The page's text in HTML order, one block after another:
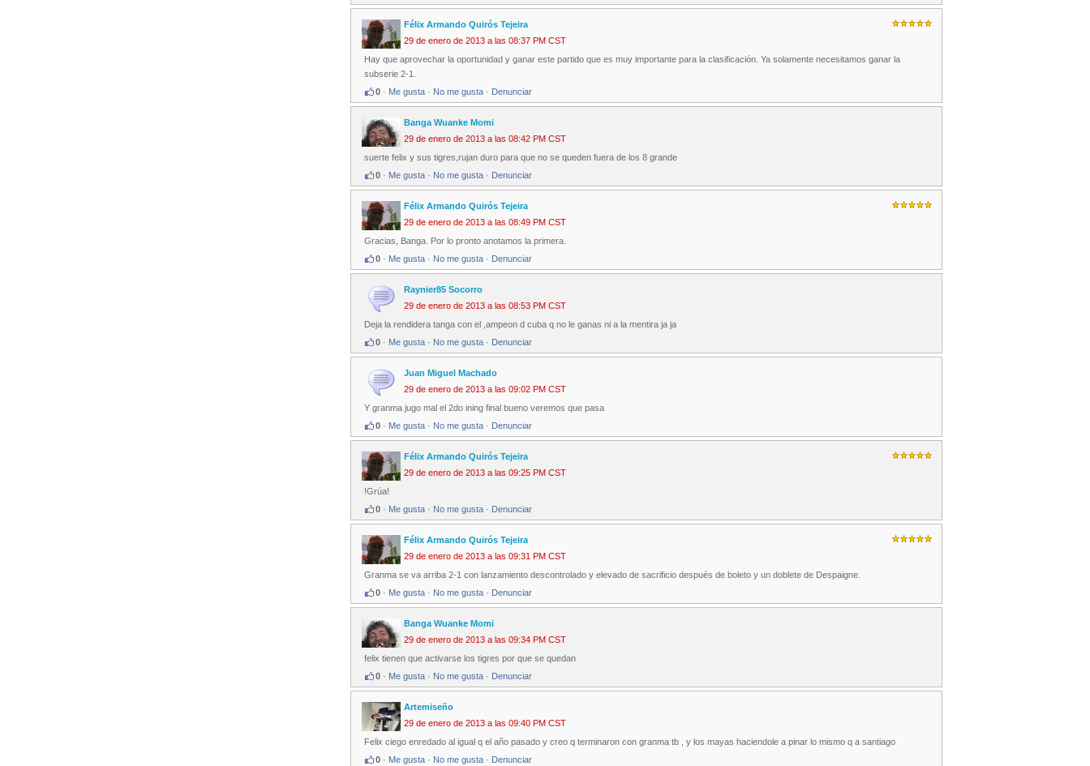
Félix Armando Quirós Tejeira
29 de enero de 2013 a las 08:37 PM CST
Hay que aprovechar la oportunidad y ganar este partido que es muy importante para la clasificación. Ya solamente necesitamos ganar la
subserie 2-1.
0 · Me gusta · No me gusta · Denunciar
Banga Wuanke Momi
29 de enero de 2013 a las 08:42 PM CST
suerte felix y sus tigres,rujan duro para que no se queden fuera de los 8 grande
0 · Me gusta · No me gusta · Denunciar
Félix Armando Quirós Tejeira
29 de enero de 2013 a las 08:49 PM CST
Gracias, Banga. Por lo pronto anotamos la primera.
0 · Me gusta · No me gusta · Denunciar
Raynier85 Socorro
29 de enero de 2013 a las 08:53 PM CST
Deja la rendidera tanga con el ,ampeon d cuba q no le ganas ni a la mentira ja ja
0 · Me gusta · No me gusta · Denunciar
Juan Miguel Machado
29 de enero de 2013 a las 09:02 PM CST
Y granma jugo mal el 2do ining final bueno veremos que pasa
0 · Me gusta · No me gusta · Denunciar
Félix Armando Quirós Tejeira
29 de enero de 2013 a las 09:25 PM CST
!Grúa!
0 · Me gusta · No me gusta · Denunciar
Félix Armando Quirós Tejeira
29 de enero de 2013 a las 09:31 PM CST
Granma se va arriba 2-1 con lanzamiento descontrolado y elevado de sacrificio después de boleto y un doblete de Despaigne.
0 · Me gusta · No me gusta · Denunciar
Banga Wuanke Momi
29 de enero de 2013 a las 09:34 PM CST
felix tienen que activarse los tigres por que se quedan
0 · Me gusta · No me gusta · Denunciar
Artemiseño
29 de enero de 2013 a las 09:40 PM CST
Felix ciego enredado al igual q el año pasado y creo q terminaron con granma tb , y los mayas haciendole a pinar lo mismo q a santiago
0 · Me gusta · No me gusta · Denunciar